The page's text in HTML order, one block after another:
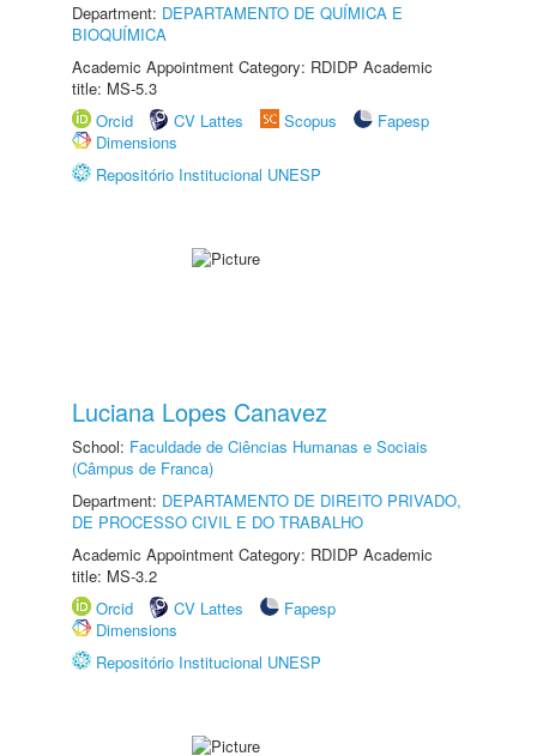
Department: DEPARTAMENTO DE QUÍMICA E
BIOQUÍMICA
Academic Appointment Category: RDIDP Academic
title: MS-5.3
Orcid
CV Lattes Scopus
Fapesp
Dimensions
Repositório Institucional UNESP
Luciana Lopes Canavez
School: Faculdade de Ciências Humanas e Sociais
(Câmpus de Franca)
Department: DEPARTAMENTO DE DIREITO PRIVADO,
DE PROCESSO CIVIL E DO TRABALHO
Academic Appointment Category: RDIDP Academic
title: MS-3.2
Orcid
CV Lattes
Fapesp
Dimensions
Repositório Institucional UNESP